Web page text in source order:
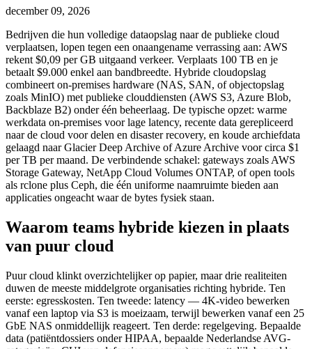
december 09, 2026
Bedrijven die hun volledige dataopslag naar de publieke cloud
verplaatsen, lopen tegen een onaangename verrassing aan: AWS
rekent $0,09 per GB uitgaand verkeer. Verplaats 100 TB en je
betaalt $9.000 enkel aan bandbreedte. Hybride cloudopslag
combineert on-premises hardware (NAS, SAN, of objectopslag
zoals MinIO) met publieke clouddiensten (AWS S3, Azure Blob,
Backblaze B2) onder één beheerlaag. De typische opzet: warme
werkdata on-premises voor lage latency, recente data gerepliceerd
naar de cloud voor delen en disaster recovery, en koude archiefdata
gelaagd naar Glacier Deep Archive of Azure Archive voor circa $1
per TB per maand. De verbindende schakel: gateways zoals AWS
Storage Gateway, NetApp Cloud Volumes ONTAP, of open tools
als rclone plus Ceph, die één uniforme naamruimte bieden aan
applicaties ongeacht waar de bytes fysiek staan.
Waarom teams hybride kiezen in plaats
van puur cloud
Puur cloud klinkt overzichtelijker op papier, maar drie realiteiten
duwen de meeste middelgrote organisaties richting hybride. Ten
eerste: egresskosten. Ten tweede: latency — 4K-video bewerken
vanaf een laptop via S3 is moeizaam, terwijl bewerken vanaf een 25
GbE NAS onmiddellijk reageert. Ten derde: regelgeving. Bepaalde
data (patiëntdossiers onder HIPAA, bepaalde Nederlandse AVG-